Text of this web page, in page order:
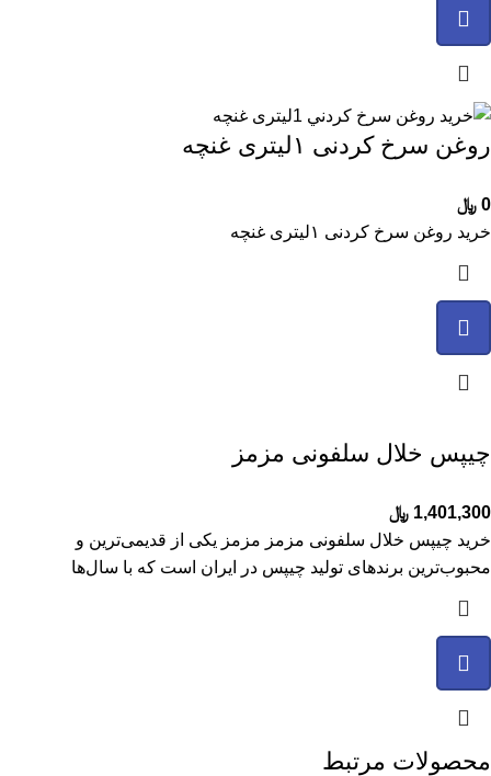
روغن سرخ کردنی ۱لیتری غنچه
0 ﷼
خرید روغن سرخ کردنی ۱لیتری غنچه
چیپس خلال سلفونی مزمز
1,401,300 ﷼
خرید چیپس خلال سلفونی مزمز مزمز یکی از قدیمی‌ترین و
محبوب‌ترین برندهای تولید چیپس در ایران است که با سال‌ها
محصولات مرتبط